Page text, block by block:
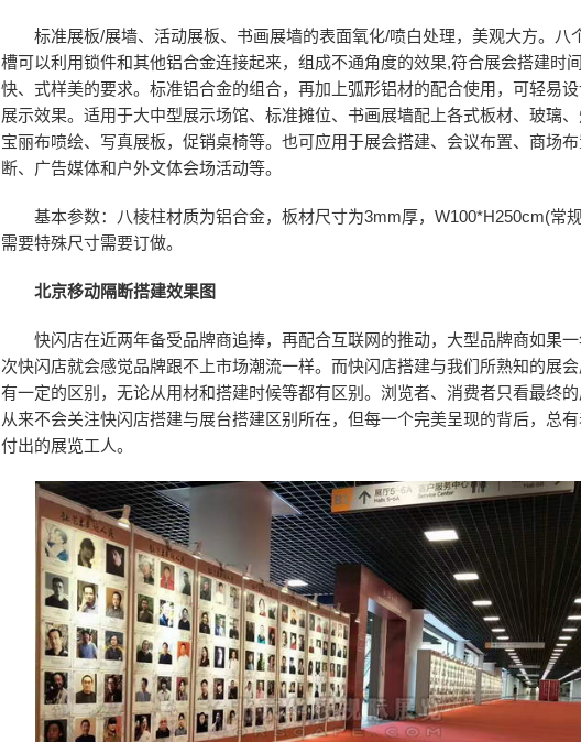
标准展板/展墙、活动展板、书画展墙的表面氧化/喷白处理，美观大方。八
槽可以利用锁件和其他铝合金连接起来，组成不通角度的效果,符合展会搭建时
快、式样美的要求。标准铝合金的组合，再加上弧形铝材的配合使用，可轻易
展示效果。适用于大中型展示场馆、标准摊位、书画展墙配上各式板材、玻璃
宝丽布喷绘、写真展板，促销桌椅等。也可应用于展会搭建、会议布置、商场
断、广告媒体和户外文体会场活动等。
基本参数：八棱柱材质为铝合金，板材尺寸为3mm厚，W100*H250cm(常
需要特殊尺寸需要订做。
北京移动隔断搭建效果图
快闪店在近两年备受品牌商追捧，再配合互联网的推动，大型品牌商如果
次快闪店就会感觉品牌跟不上市场潮流一样。而快闪店搭建与我们所熟知的展
有一定的区别，无论从用材和搭建时候等都有区别。浏览者、消费者只看最终的
从来不会关注快闪店搭建与展台搭建区别所在，但每一个完美呈现的背后，总
付出的展览工人。